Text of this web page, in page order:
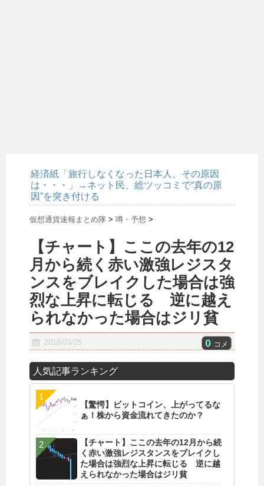
経済紙「旅行しなくなった日本人。その原因
は・・・」→ネット民、総ツッコミで“真の原
因”を突き付ける
仮想通貨速報まとめ隊 > 噂・予想 >
【チャート】ここの去年の12
月から続く赤い激強レジスタ
ンスをブレイクした場合は強
烈な上昇に転じる 逆に越え
られなかった場合はジリ貧
2018/03/25 0 コメ
人気記事ランキング
【驚愕】ビットコイン、上がってるな
ぁ！株から資金流れてきたのか？
【チャート】ここの去年の12月から続
く赤い激強レジスタンスをブレイクし
た場合は強烈な上昇に転じる 逆に越
えられなかった場合はジリ貧